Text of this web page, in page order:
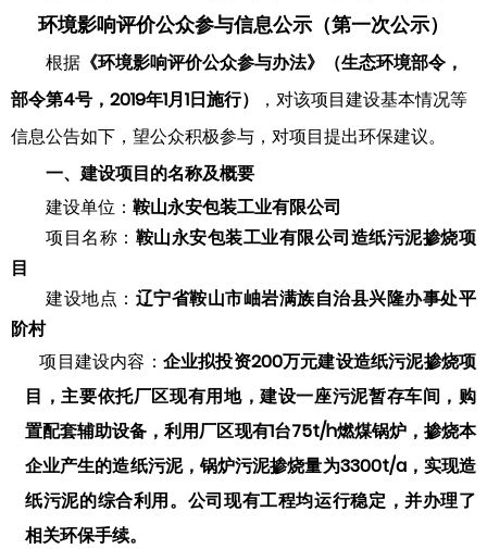
环境影响评价公众参与信息公示（第一次公示）
根据 《环境影响评价公众参与办法》 （生态环境部令 ，
部令第4号 ，2019年1月1日施行）
，对该项目建设基本情况等
信息公告如下，望公众积极参与，对项目提出环保建议。
一、建设项目的名称及概要
建设单位： 鞍山永安包装工业有限公司
项目名称： 鞍山永安包装工业有限公司造纸污泥掺烧项
目
建设地点： 辽宁省鞍山市岫岩满族自治县兴隆办事处平
阶村
项目建设内容： 企业拟投资200万元建设造纸污泥掺烧项
目 ，主要依托厂区现有用地，建设一座污泥暂存车间，购
置配套辅助设备，利用厂区现有1台75t/h燃煤锅炉，掺烧本
企业产生的造纸污泥，锅炉污泥掺烧量为3300t/a，实现造
纸污泥的综合利用。公司现有工程均运行稳定，并办理了
相关环保手续。